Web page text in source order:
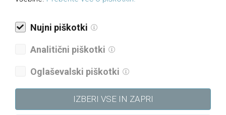
Pravilnik o sponzorstvih in donacijah
Kultura pravičnosti – Letališče Edvarda Rusjana Maribor
Pravilnik o zaščiti prijaviteljev
Varstvo osebnih podatkov
Nujni piškotki
Analitični piškotki
Oglaševalski piškotki
IZBERI VSE IN ZAPRI